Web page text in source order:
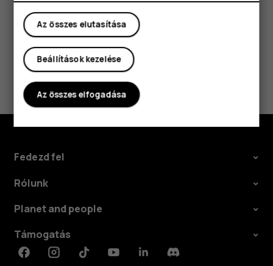
Hasznosnak találtad?
Igen Nem
Fedezd fel
Rólunk
Planet and people
Támogatás
FacebookInstagramTiktokYoutubeLinkedinDiscord
Az összes elutasítása
Beállítások kezelése
Az összes elfogadása